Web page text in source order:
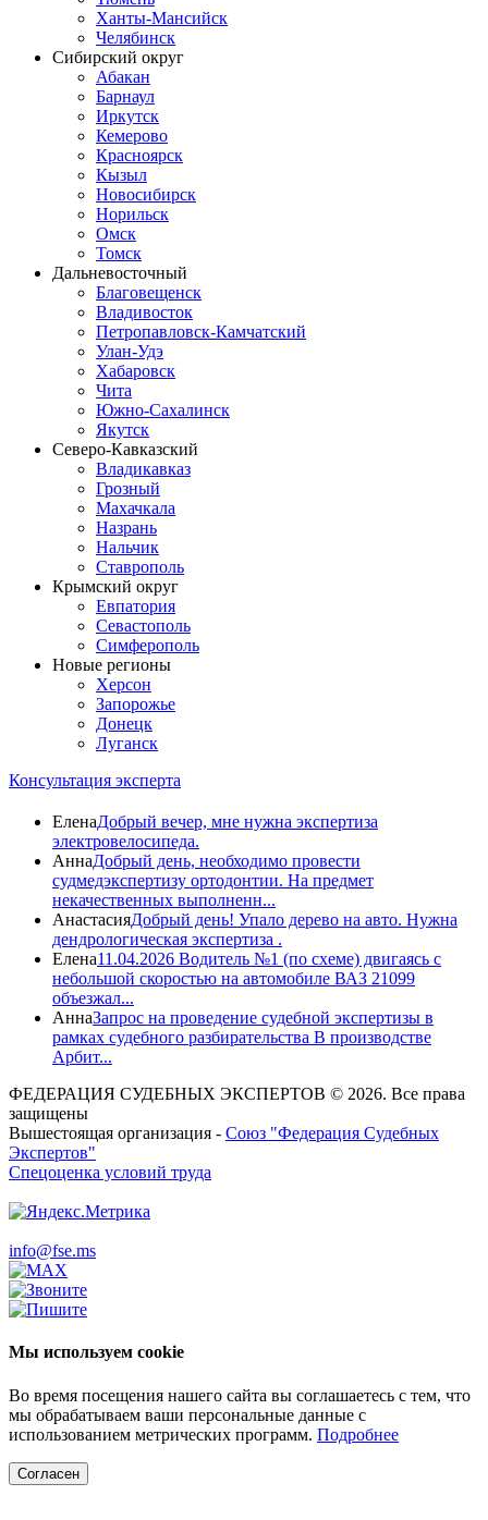
Ханты-Мансийск
Челябинск
Сибирский округ
Абакан
Барнаул
Иркутск
Кемерово
Красноярск
Кызыл
Новосибирск
Норильск
Омск
Томск
Дальневосточный
Благовещенск
Владивосток
Петропавловск-Камчатский
Улан-Удэ
Хабаровск
Чита
Южно-Сахалинск
Якутск
Северо-Кавказский
Владикавказ
Грозный
Махачкала
Назрань
Нальчик
Ставрополь
Крымский округ
Евпатория
Севастополь
Симферополь
Новые регионы
Херсон
Запорожье
Донецк
Луганск
Консультация эксперта
ЕленаДобрый вечер, мне нужна экспертиза
электровелосипеда.
АннаДобрый день, необходимо провести
судмедэкспертизу ортодонтии. На предмет
некачественных выполненн...
АнастасияДобрый день! Упало дерево на авто. Нужна
дендрологическая экспертиза .
Елена11.04.2026 Водитель №1 (по схеме) двигаясь с
небольшой скоростью на автомобиле ВАЗ 21099
объезжал...
АннаЗапрос на проведение судебной экспертизы в
рамках судебного разбирательства В производстве
Арбит...
ФЕДЕРАЦИЯ СУДЕБНЫХ ЭКСПЕРТОВ © 2026. Все права
защищены
Вышестоящая организация - Союз "Федерация Судебных
Экспертов"
Спецоценка условий труда
info@fse.ms
Мы используем cookie
Во время посещения нашего сайта вы соглашаетесь с тем, что
мы обрабатываем ваши персональные данные с
использованием метрических программ. Подробнее
Согласен